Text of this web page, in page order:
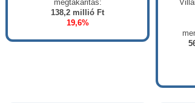
megtakaritás:
138,2 millió Ft
19,6%